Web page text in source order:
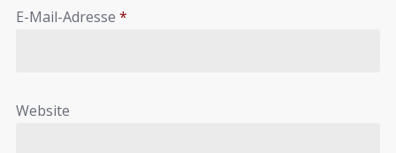
E-Mail-Adresse *
Website